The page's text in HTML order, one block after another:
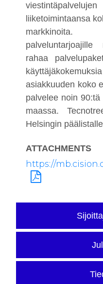
liiketoimintaansa
markkinoita.
palveluntarjoajille
rahaa
asiakkuuden koko
palvelee noin
maassa.
Helsingin
ATTACHMENTS
https://